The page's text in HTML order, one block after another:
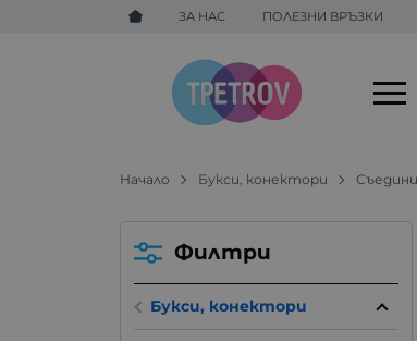
ЗА НАС ПОЛЕЗНИ ВРЪЗКИ
Начало Букси, конектори
Филтри
Букси, конектори